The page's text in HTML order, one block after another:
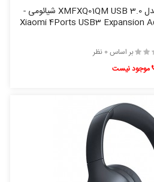
هاب 4 پورت یو اس بی 3 مدل XMFXQ01QM USB 3.0 شیائومی -
Xiaomi 4Ports USB3 Expansion
بر اساس 0 نظر
موجود نیست